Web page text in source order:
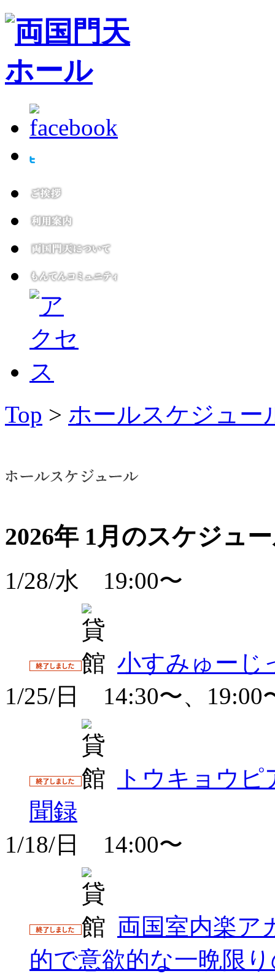
Top > ホールスケジュー
2026年 1月のスケジュ
1/28/水 19:00〜
小すみゅーじ
1/25/日 14:30〜、19:00
トウキョウ
聞録
1/18/日 14:00〜
両国室内楽ア
的で意欲的な一晩限